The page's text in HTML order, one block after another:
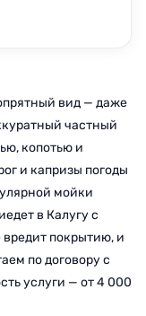
вид — даже
частный
копотью и
и капризы погоды
мойки
в Калугу с
покрытию, и
по договору с
услуги — от 4 000